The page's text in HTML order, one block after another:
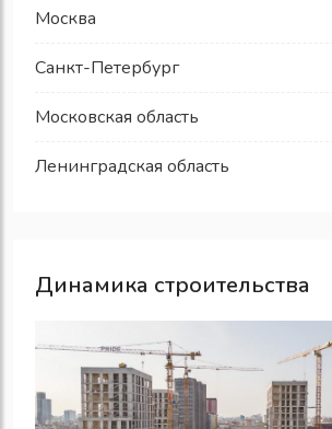
Москва
Санкт-Петербург
Московская область
Ленинградская область
Динамика строительства